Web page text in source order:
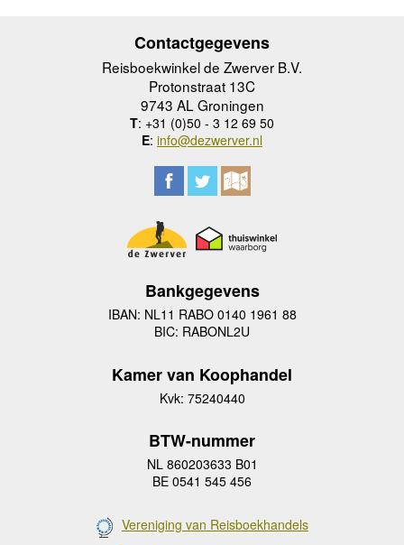
Contactgegevens
Reisboekwinkel de Zwerver B.V.
Protonstraat 13C
9743 AL Groningen
T: +31 (0)50 - 3 12 69 50
E: info@dezwerver.nl
Bankgegevens
IBAN: NL11 RABO 0140 1961 88
BIC: RABONL2U
Kamer van Koophandel
Kvk: 75240440
BTW-nummer
NL 860203633 B01
BE 0541 545 456
Vereniging van Reisboekhandels